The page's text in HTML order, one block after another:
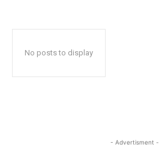
No posts to display
- Advertisment -